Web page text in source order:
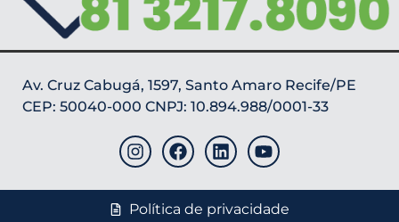
Av. Cruz Cabugá, 1597, Santo Amaro Recife/PE
CEP: 50040-000 CNPJ: 10.894.988/0001-33
Política de privacidade